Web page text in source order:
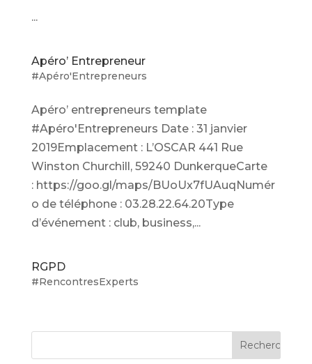
...
Apéro’ Entrepreneur
#Apéro'Entrepreneurs
Apéro’ entrepreneurs template
#Apéro'Entrepreneurs Date : 31 janvier
2019Emplacement : L’OSCAR 441 Rue
Winston Churchill, 59240 DunkerqueCarte
: https://goo.gl/maps/BUoUx7fUAuqNumér
o de téléphone : 03.28.22.64.20Type
d’événement : club, business,...
RGPD
#RencontresExperts